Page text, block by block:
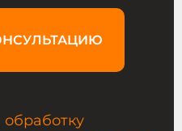
обработку